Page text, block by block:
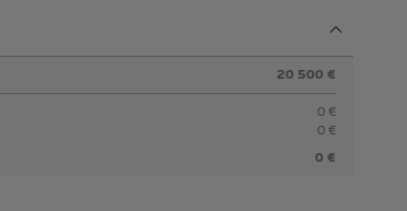
20 500 €
0 €
0 €
0 €